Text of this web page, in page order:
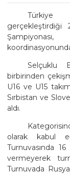
Türkiye
gerçekleştirdiği
Selçuklu
birbirinden
U16 ve U15
Sırbistan ve
aldı.
olarak kabul
Turnuvasında
vermeyerek
Turnuvada